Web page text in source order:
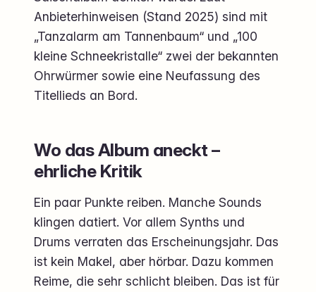
Anbieterhinweisen (Stand 2025) sind mit
„Tanzalarm am Tannenbaum“ und „100
kleine Schneekristalle“ zwei der bekannten
Ohrwürmer sowie eine Neufassung des
Titellieds an Bord.
Wo das Album aneckt –
ehrliche Kritik
Ein paar Punkte reiben. Manche Sounds
klingen datiert. Vor allem Synths und
Drums verraten das Erscheinungsjahr. Das
ist kein Makel, aber hörbar. Dazu kommen
Reime, die sehr schlicht bleiben. Das ist für